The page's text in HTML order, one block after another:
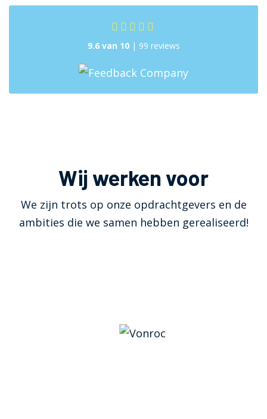
9.6 van 10| 99 reviews
Wij werken voor
We zijn trots op onze opdrachtgevers en de
ambities die we samen hebben gerealiseerd!